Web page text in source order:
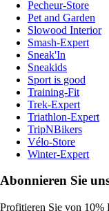
Pecheur-Store
Pet and Garden
Slowood Interior
Smash-Expert
Sneak'In
Sneakids
Sport is good
Training-Fit
Trek-Expert
Triathlon-Expert
TripNBikers
Vélo-Store
Winter-Expert
Abonnieren Sie
Profitieren Sie von 10%